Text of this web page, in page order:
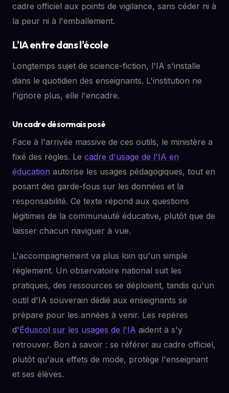
cadre officiel aux points de vigilance, sans céder ni à
la peur ni à l'emballement.
L'IA entre dans l'école
Longtemps sujet de science-fiction, l'IA s'installe
dans le quotidien des enseignants. L'institution ne
l'ignore plus, elle l'encadre.
Un cadre désormais posé
Face à l'arrivée massive de ces outils, le ministère a
fixé des règles. Le cadre d'usage de l'IA en
éducation autorise les usages pédagogiques, tout en
posant des garde-fous sur les données et la
responsabilité. Ce texte répond aux questions
légitimes de la communauté éducative, plutôt que de
laisser chacun naviguer à vue.
L'accompagnement va plus loin qu'un simple
règlement. Un observatoire national suit les
pratiques, des ressources se déploient, tandis qu'un
outil d'IA souverain dédié aux enseignants se
prépare pour les années à venir. Les repères
d'Éduscol sur les usages de l'IA aident à s'y
retrouver. Bon à savoir : se référer au cadre officiel,
plutôt qu'aux effets de mode, protège l'enseignant
et ses élèves.